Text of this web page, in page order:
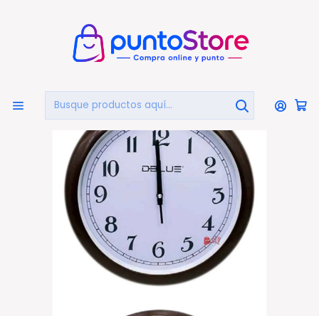
HOGAR Y DECORACIÓN Relojes Murales
Reloj Para Pared De 15.7 Pulgadas Borde Café Oscuro -
Ps